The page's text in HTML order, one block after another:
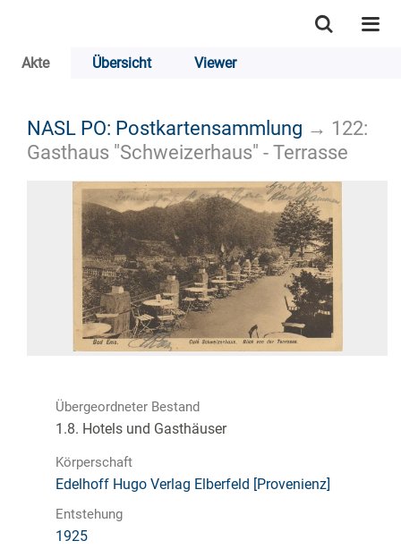
Akte Übersicht Viewer
NASL PO: Postkartensammlung → 122:
Gasthaus "Schweizerhaus" - Terrasse
Übergeordneter Bestand
1.8. Hotels und Gasthäuser
Körperschaft
Edelhoff Hugo Verlag Elberfeld [Provenienz]
Entstehung
1925